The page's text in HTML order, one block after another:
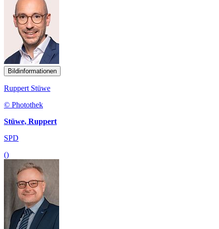
Bildinformationen
Ruppert Stüwe
© Photothek
Stüwe, Ruppert
SPD
()